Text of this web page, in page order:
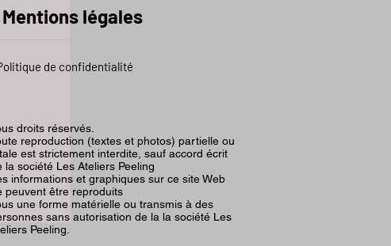
Mentions légales
de confidentialité
droits réservés.
reproduction (textes et photos) partielle ou
est strictement interdite, sauf accord écrit
la société Les Ateliers Peeling
informations et graphiques sur ce site Web
peuvent être reproduits
une forme matérielle ou transmis à des
sans autorisation de la la société Les
Peeling.